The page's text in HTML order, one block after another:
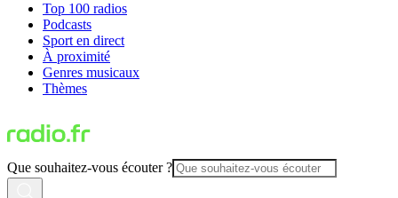
Top 100 radios
Podcasts
Sport en direct
À proximité
Genres musicaux
Thèmes
Que souhaitez-vous écouter ?